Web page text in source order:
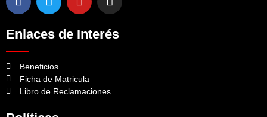
Enlaces de Interés
Beneficios
Ficha de Matricula
Libro de Reclamaciones